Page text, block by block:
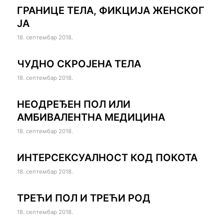
ГРАНИЦЕ ТЕЛА, ФИКЦИЈА ЖЕНСКОГ
ЈА
18. септембар 2018.
ЧУДНО СКРОЈЕНА ТЕЛА
18. септембар 2018.
НЕОДРЕЂЕН ПОЛ ИЛИ
АМБИВАЛЕНТНА МЕДИЦИНА
18. септембар 2018.
ИНТЕРСЕКСУАЛНОСТ КОД ПОКОТА
18. септембар 2018.
ТРЕЋИ ПОЛ И ТРЕЋИ РОД
18. септембар 2018.